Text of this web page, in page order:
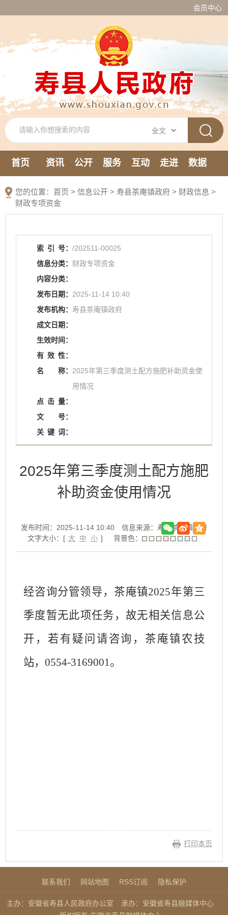
会员中心
首页 资讯 公开 服务 互动 走进
数据
您的位置： 首页 > 信息公开 > 寿县茶庵镇政府 > 财政信息 >
财政专项资金
索 引 号： /202511-00025
信息分类： 财政专项资金
内容分类：
发布日期： 2025-11-14 10:40
发布机构： 寿县茶庵镇政府
成文日期：
生效时间：
有 效 性：
名
称： 2025年第三季度测土配方施肥补助资金使
用情况
点 击 量：
文
号：
关 键 词：
2025年第三季度测土配方施肥
补助资金使用情况
发布时间：2025-11-14 10:40
信息来源：寿县茶庵镇政府
文字大小：[ 大 中 小 ] 背景色：
经咨询分管领导，茶庵镇2025年第三
季度暂无此项任务，故无相关信息公
开，若有疑问请咨询，茶庵镇农技
站， 0554-3169001。
打印本页
联系我们 网站地图 RSS订阅 隐私保护
主办：安徽省寿县人民政府办公室
承办：安徽省寿县融媒体中心